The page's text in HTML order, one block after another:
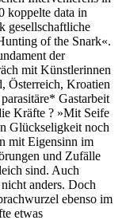
koppelte data in
gesellschaftliche
of the Snark«.
der
mit Künstlerinnen
Österreich, Kroatien
Gastarbeit
Kräfte ? »Mit Seife
Glückseligkeit noch
mit Eigensinn im
und Zufälle
sind. Auch
anders. Doch
ebenso im
etwas